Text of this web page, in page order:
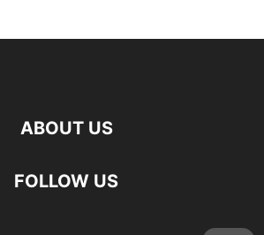
ABOUT US
FOLLOW US